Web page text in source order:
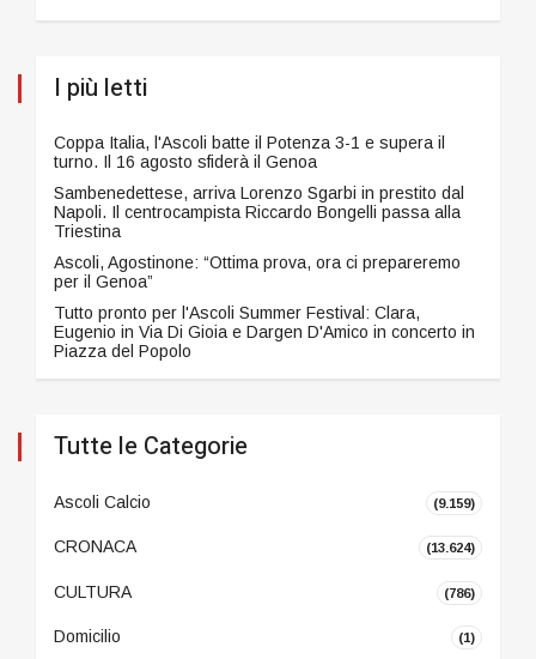
I più letti
Coppa Italia, l'Ascoli batte il Potenza 3-1 e supera il
turno. Il 16 agosto sfiderà il Genoa
Sambenedettese, arriva Lorenzo Sgarbi in prestito dal
Napoli. Il centrocampista Riccardo Bongelli passa alla
Triestina
Ascoli, Agostinone: “Ottima prova, ora ci prepareremo
per il Genoa”
Tutto pronto per l'Ascoli Summer Festival: Clara,
Eugenio in Via Di Gioia e Dargen D'Amico in concerto in
Piazza del Popolo
Tutte le Categorie
Ascoli Calcio (9.159)
CRONACA (13.624)
CULTURA (786)
Domicilio (1)